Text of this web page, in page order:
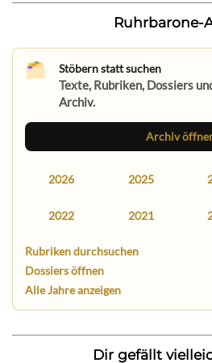
Ruhrbarone-
Stöbern statt suchen
Texte, Rubriken, Dossiers
Archiv.
Archiv
2026 2025
2022 2021
Rubriken durchsuchen
Dossiers öffnen
Alle Jahre anzeigen
Dir gefällt